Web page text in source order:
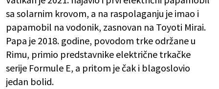
sa solarnim krovom, a na raspolaganju je imao i
papamobil na vodonik, zasnovan na Toyoti Mirai.
Papa je 2018. godine, povodom trke održane u
Rimu, primio predstavnike električne trkačke
serije Formule E, a pritom je čak i blagoslovio
jedan bolid.